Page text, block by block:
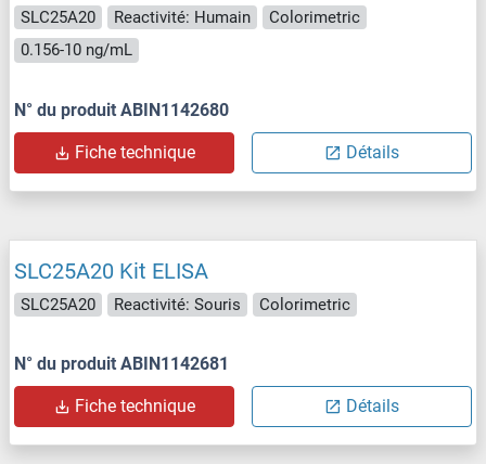
SLC25A20 Reactivité: Humain
Colorimetric
0.156-10 ng/mL
N° du produit ABIN1142680
Fiche technique Détails
SLC25A20 Kit ELISA
SLC25A20 Reactivité: Souris Colorimetric
N° du produit ABIN1142681
Fiche technique Détails